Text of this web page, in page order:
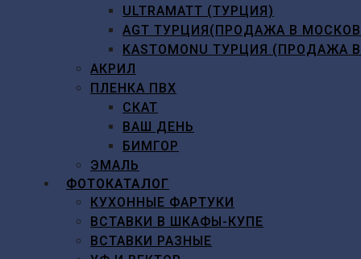
ULTRAMATT (ТУРЦИЯ)
AGT ТУРЦИЯ(ПРОДАЖА В
KASTOMONU ТУРЦИЯ
АКРИЛ
ПЛЕНКА ПВХ
СКАТ
ВАШ ДЕНЬ
БИМГОР
ЭМАЛЬ
ФОТОКАТАЛОГ
КУХОННЫЕ ФАРТУКИ
ВСТАВКИ В ШКАФЫ-КУПЕ
ВСТАВКИ РАЗНЫЕ